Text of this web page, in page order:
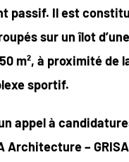
passif. Il est
sur un îlot
m², à proximité de
sportif.
appel à
Architecture –